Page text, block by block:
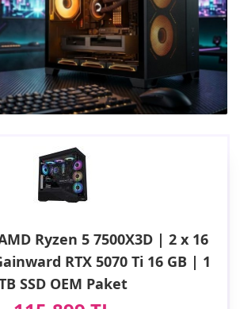
Ryzen 5 7500X3D | 2 x 16
RTX 5070 Ti 16 GB | 1
SSD OEM Paket